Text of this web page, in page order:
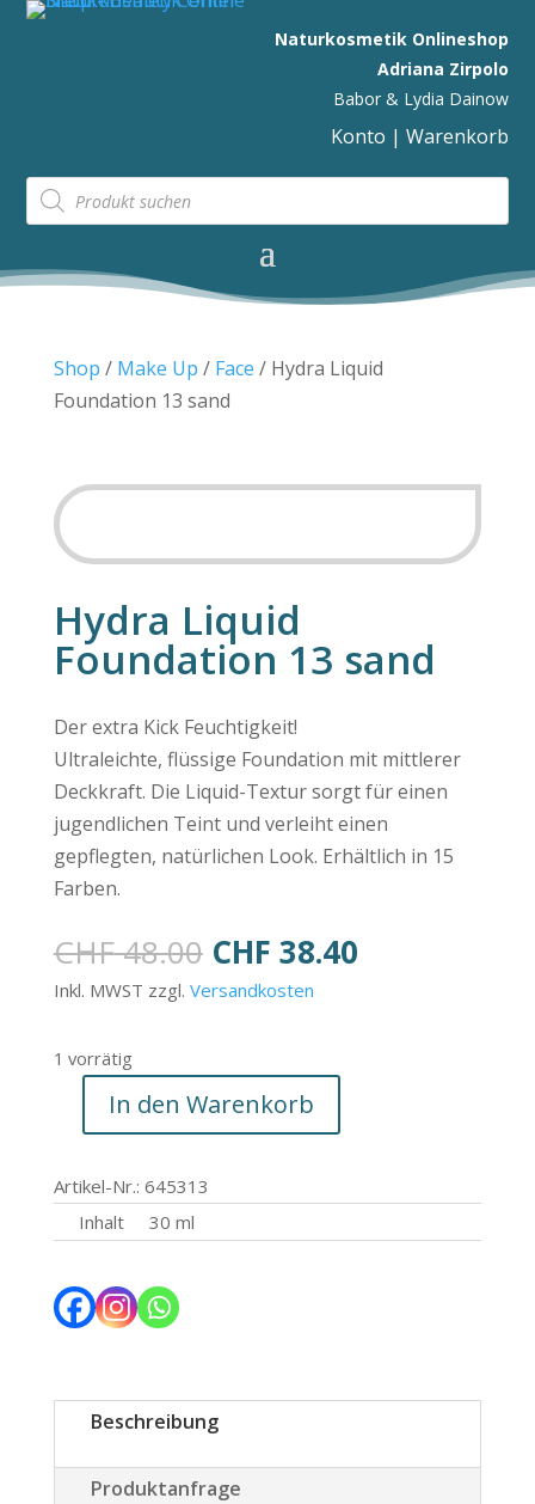
Naturkosmetik Onlineshop
Adriana Zirpolo
Babor & Lydia Dainow
Konto | Warenkorb
Products
search
Shop / Make Up / Face / Hydra Liquid
Foundation 13 sand
Hydra Liquid
Foundation 13 sand
Der extra Kick Feuchtigkeit!
Ultraleichte, flüssige Foundation mit mittlerer
Deckkraft. Die Liquid-Textur sorgt für einen
jugendlichen Teint und verleiht einen
gepflegten, natürlichen Look. Erhältlich in 15
Farben.
CHF48.00 Ursprünglicher
Preis
CHF 38.40Aktueller
Inkl. MWST zzgl. Versandkosten
1 vorrätig
Foundation
sand
Menge
In den Warenkorb
Artikel-Nr.: 645313
Inhalt
30 ml
Beschreibung
Produktanfrage